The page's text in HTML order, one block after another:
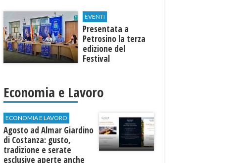
EVENTI
Presentata a
Petrosino la terza
edizione del
Festival
"Voci dal
Mediterraneo"
Economia e Lavoro
ECONOMIA E LAVORO
Agosto ad Almar Giardino
di Costanza: gusto,
tradizione e serate
esclusive aperte anche